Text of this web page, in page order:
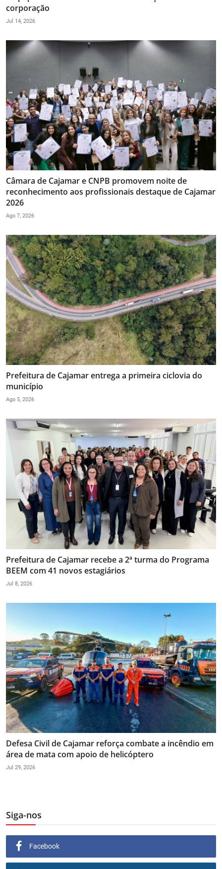
corporação
Jul 14, 2026
Câmara de Cajamar e CNPB promovem noite de
reconhecimento aos profissionais destaque de Cajamar
2026
Ago 7, 2026
Prefeitura de Cajamar entrega a primeira ciclovia do
município
Ago 5, 2026
Prefeitura de Cajamar recebe a 2ª turma do Programa
BEEM com 41 novos estagiários
Jul 8, 2026
Defesa Civil de Cajamar reforça combate a incêndio em
área de mata com apoio de helicóptero
Jul 29, 2026
Siga-nos
Facebook